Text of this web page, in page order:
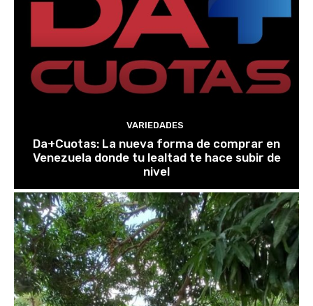
VARIEDADES
Da+Cuotas: La nueva forma de comprar en
Venezuela donde tu lealtad te hace subir de
nivel